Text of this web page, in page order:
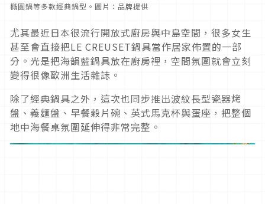
橢圓鍋等多款經典鍋型。圖片：品牌提供
尤其最近日本很流行開放式廚房與中島空間，很多女生
甚至會直接把LE CREUSET鍋具當作居家佈置的一部
分。光是把海韻藍鍋具放在廚房裡，空間氛圍就會立刻
變得很像歐洲生活雜誌。
除了經典鍋具之外，這次也同步推出波紋長型瓷器烤
盤、義麵盤、早餐穀片碗、英式馬克杯與蛋座，把整個
地中海餐桌氛圍延伸得非常完整。